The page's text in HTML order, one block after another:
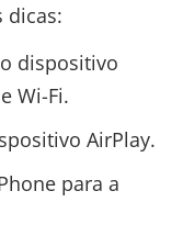
dicas:
dispositivo
Wi-Fi.
AirPlay.
para a